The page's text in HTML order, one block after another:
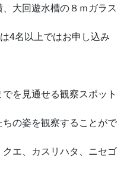
、大回遊水槽の８ｍガラス
4名以上ではお申し込み
を見通せる観察スポット
ちの姿を観察することがで
クエ、カスリハタ、ニセゴ